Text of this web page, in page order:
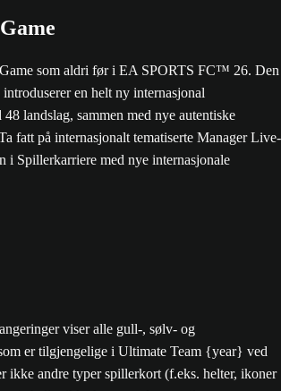
som aldri før i EA SPORTS FC™ 26. Den
en helt ny internasjonal
landslag, sammen med nye autentiske
fatt på internasjonalt tematiserte Manager Live-
i Spillerkarriere med nye internasjonale
viser alle gull-, sølv- og
er tilgjengelige i Ultimate Team {year} ved
ikke andre typer spillerkort (f.eks. helter, ikoner